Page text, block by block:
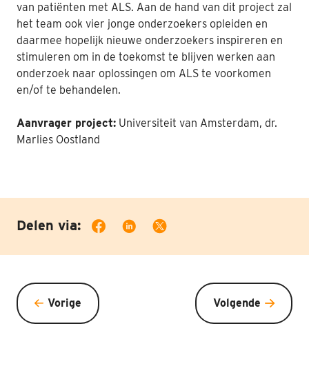
van patiënten met ALS. Aan de hand van dit project zal
het team ook vier jonge onderzoekers opleiden en
daarmee hopelijk nieuwe onderzoekers inspireren en
stimuleren om in de toekomst te blijven werken aan
onderzoek naar oplossingen om ALS te voorkomen
en/of te behandelen.
Aanvrager project: Universiteit van Amsterdam, dr.
Marlies Oostland
Delen via:
Vorige Volgende